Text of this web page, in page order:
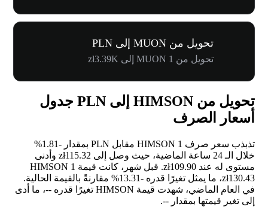
تحويل من MUON إلى PLN
تحويل من 1 MUON إلى zł3.39K
تحويل من HIMSON إلى PLN جدول
أسعار الصرف
تذبذب سعر صرف 1 HIMSON مقابل PLN بمقدار
-1.81%
خلال الـ 24 ساعة الماضية، حيث وصل إلى zł115.32 وأدنى
مستوى له عند zł109.90. قبل شهر، كانت قيمة 1 HIMSON
zł130.43، ما يمثل تغيرًا قدره
-13.31%
مقارنةً بالقيمة الحالية.
في العام الماضي، شهدت قيمة HIMSON تغيرًا قدره
--، ما أدى
إلى تغير قيمتها بمقدار --
.